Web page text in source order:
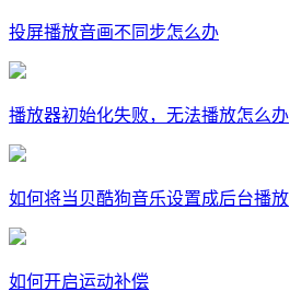
投屏播放音画不同步怎么办
播放器初始化失败，无法播放怎么办
如何将当贝酷狗音乐设置成后台播放
如何开启运动补偿